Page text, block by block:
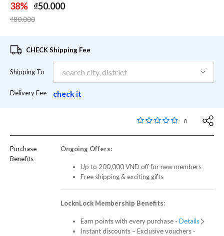
38% ₫50.000
Price reduced from
₫80.000to
CHECK Shipping Fee
Shipping To
Delivery Fee check it
3,6 out of 5 Customer
0
Purchase
Benefits
Ongoing Offers:
Up to 200,000 VND off for new members
Free shipping & exciting gifts
LocknLock Membership Benefits:
Earn points with every purchase - Details
Instant discounts – Exclusive vouchers -